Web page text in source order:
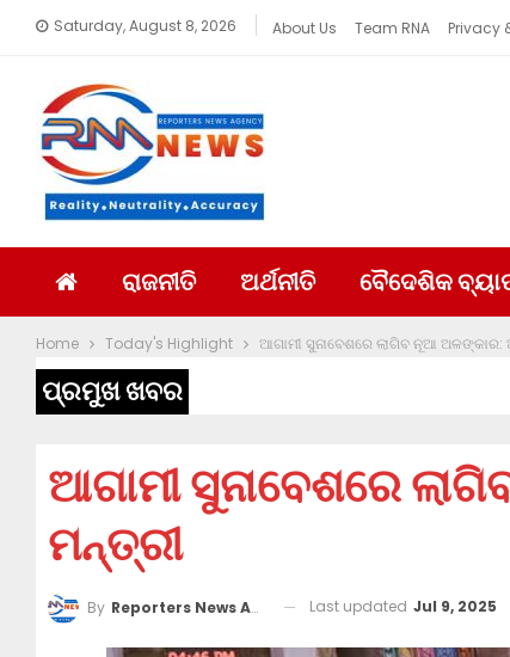
Saturday, August 8, 2026 About Us Team RNA Privacy
ରାଜନୀତି ଅର୍ଥନୀତି ବୈଦେଶିକ
Home Today's Highlight ଆଗାମୀ ସୁନାବେଶରେ ଲାଗିବ ନୂଆ
ପ୍ରମୁଖ ଖବର
ଆଗାମୀ ସୁନାବେଶରେ
ମନ୍ତ୍ରୀ
By Reporters News Agency Last updated Jul 9, 2025